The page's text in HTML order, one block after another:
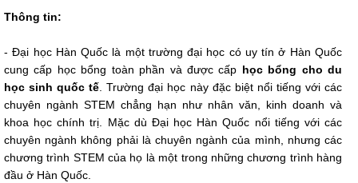
Thông tin:
- Đại học Hàn Quốc là một trường đại học có uy tín ở Hàn Quốc
cung cấp học bổng toàn phần và được cấp học bổng cho du
học sinh quốc tế . Trường đại học này đặc biệt nổi tiếng với các
chuyên ngành STEM chẳng hạn như nhân văn, kinh doanh và
khoa học chính trị. Mặc dù Đại học Hàn Quốc nổi tiếng với các
chuyên ngành không phải là chuyên ngành của mình, nhưng các
chương trình STEM của họ là một trong những chương trình hàng
đầu ở Hàn Quốc.